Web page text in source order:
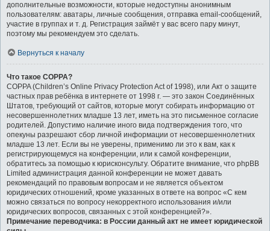
дополнительные возможности, которые недоступны анонимным
пользователям: аватары, личные сообщения, отправка email-сообщений,
участие в группах и т. д. Регистрация займёт у вас всего пару минут,
поэтому мы рекомендуем это сделать.
Вернуться к началу
Что такое COPPA?
COPPA (Children’s Online Privacy Protection Act of 1998), или Акт о защите
частных прав ребёнка в интернете от 1998 г. — это закон Соединённых
Штатов, требующий от сайтов, которые могут собирать информацию от
несовершеннолетних младше 13 лет, иметь на это письменное согласие
родителей. Допустимо наличие иного вида подтверждения того, что
опекуны разрешают сбор личной информации от несовершеннолетних
младше 13 лет. Если вы не уверены, применимо ли это к вам, как к
регистрирующемуся на конференции, или к самой конференции,
обратитесь за помощью к юрисконсульту. Обратите внимание, что phpBB
Limited администрация данной конференции не может давать
рекомендаций по правовым вопросам и не является объектом
юридических отношений, кроме указанных в ответе на вопрос «С кем
можно связаться по вопросу некорректного использования и/или
юридических вопросов, связанных с этой конференцией?».
Примечание переводчика: в России данный акт не имеет юридической